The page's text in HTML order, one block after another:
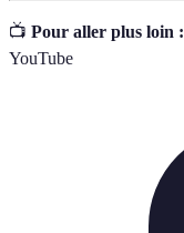
📺 Pour aller plus loin :
YouTube